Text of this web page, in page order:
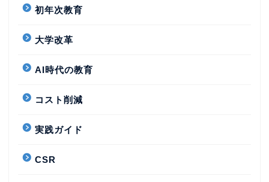
初年次教育
大学改革
AI時代の教育
コスト削減
実践ガイド
CSR